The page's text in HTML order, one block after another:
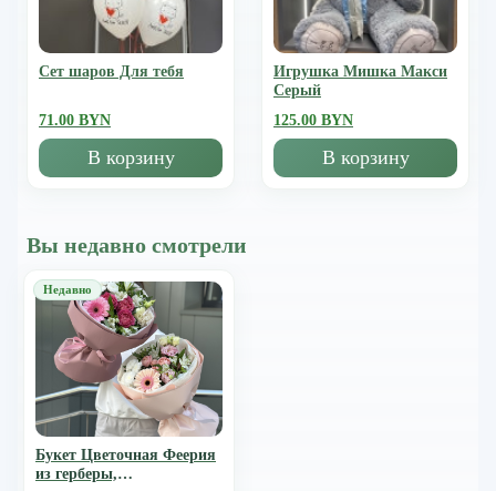
Сет шаров Для тебя
71.00 BYN
В корзину
Игрушка Мишка Mакси
Серый
125.00 BYN
В корзину
Вы недавно смотрели
Букет Цветочная Феерия
из герберы,